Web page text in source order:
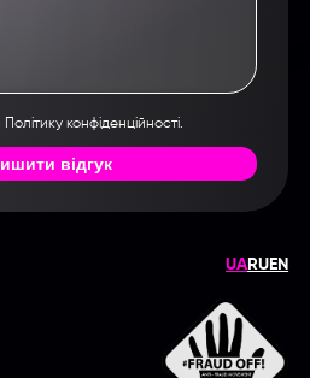
конфіденційності.
відгук
UARUEN